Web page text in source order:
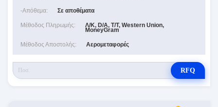
-απόθεμα: Σε αποθέματα
Μέθοδος Πληρωμής: Λ/Κ, D/A, T/T, Western Union,
MoneyGram
Μέθοδος Αποστολής: Αερομεταφορές
RFQ